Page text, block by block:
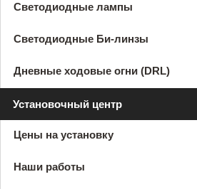
Светодиодные лампы
Светодиодные Би-линзы
Дневные ходовые огни (DRL)
Установочный центр
Цены на установку
Наши работы